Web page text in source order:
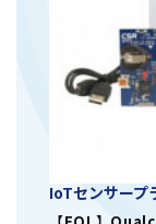
IoTセンサープ